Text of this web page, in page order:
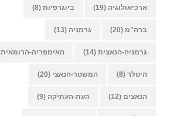
ארכיאולוגיה (19) ביוגרפיות (8)
ברה"מ (20) גרמניה (13)
גרמניה-הנאצית (14) האימפריה-הרומאית
היטלר (8) המשטר-הנאצי (20)
הנאצים (12) העת-העתיקה (9)